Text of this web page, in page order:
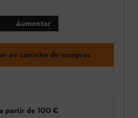
Aumentar
ao carrinho de compras
partir de 100 €